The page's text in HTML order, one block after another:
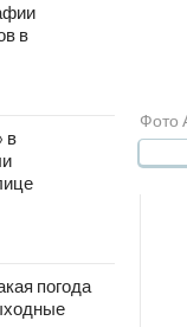
в
в
погода
Фото